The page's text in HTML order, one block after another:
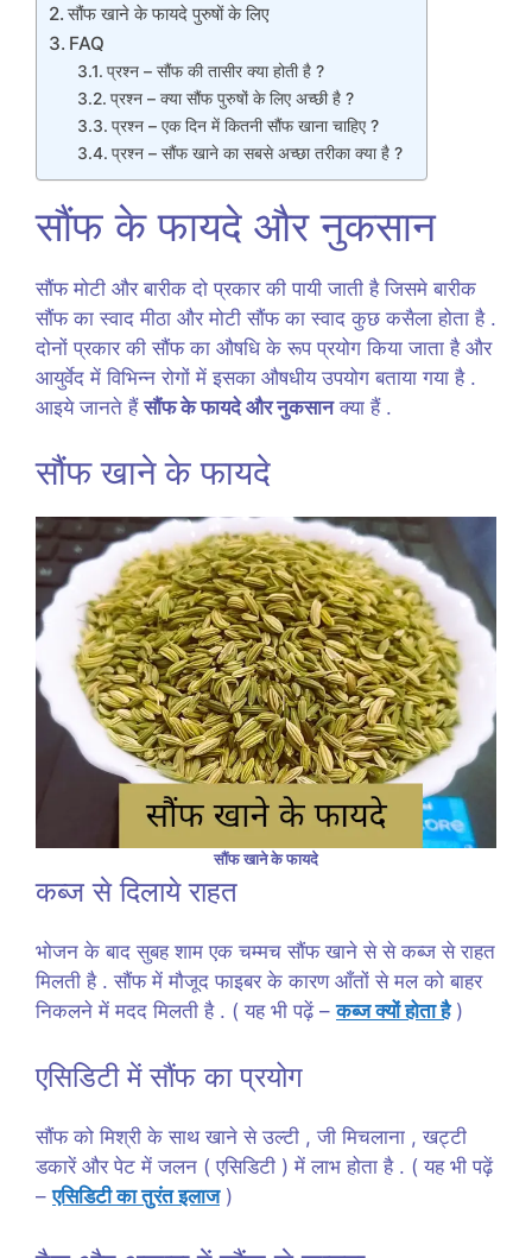
सौंफ खाने के फायदे पुरुषों के लिए
FAQ
प्रश्न – सौंफ की तासीर क्या होती है ?
प्रश्न – क्या सौंफ पुरुषों के लिए अच्छी है ?
प्रश्न – एक दिन में कितनी सौंफ खाना चाहिए ?
प्रश्न – सौंफ खाने का सबसे अच्छा तरीका क्या है ?
सौंफ के फायदे और नुकसान
सौंफ मोटी और बारीक दो प्रकार की पायी जाती है जिसमे बारीक
सौंफ का स्वाद मीठा और मोटी सौंफ का स्वाद कुछ कसैला होता है .
दोनों प्रकार की सौंफ का औषधि के रूप प्रयोग किया जाता है और
आयुर्वेद में विभिन्न रोगों में इसका औषधीय उपयोग बताया गया है .
आइये जानते हैंसौंफ के फायदे और नुकसानक्या हैं .
सौंफ खाने के फायदे
सौंफ खाने के फायदे
कब्ज से दिलाये राहत
भोजन के बाद सुबह शाम एक चम्मच सौंफ खाने से से कब्ज से राहत
मिलती है . सौंफ में मौजूद फाइबर के कारण आँतों से मल को बाहर
निकलने में मदद मिलती है . ( यह भी पढ़ें –कब्ज क्यों होता है)
एसिडिटी में सौंफ का प्रयोग
सौंफ को मिश्री के साथ खाने से उल्टी , जी मिचलाना , खट्टी
डकारें और पेट में जलन ( एसिडिटी ) में लाभ होता है . ( यह भी पढ़ें
–एसिडिटी का तुरंत इलाज)